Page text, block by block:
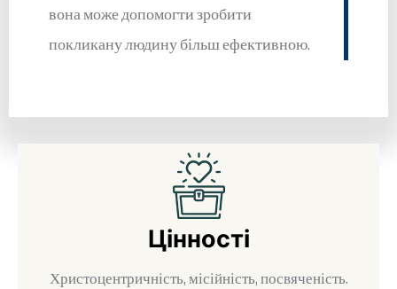
вона може допомогти зробити
покликану людину більш ефективною.
Цінності
Христоцентричність, місійність, посвяченість.